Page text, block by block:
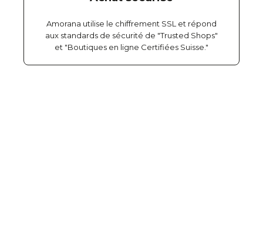
Amorana utilise le chiffrement SSL et répond
aux standards de sécurité de "Trusted Shops"
et "Boutiques en ligne Certifiées Suisse."